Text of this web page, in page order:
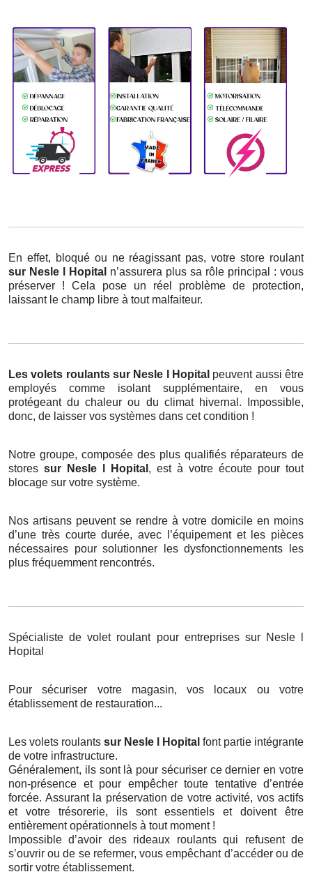
En effet, bloqué ou ne réagissant pas, votre store roulant
sur Nesle l Hopital n’assurera plus sa rôle principal : vous
préserver ! Cela pose un réel problème de protection,
laissant le champ libre à tout malfaiteur.
Les volets roulants sur Nesle l Hopital peuvent aussi être
employés comme isolant supplémentaire, en vous
protégeant du chaleur ou du climat hivernal. Impossible,
donc, de laisser vos systèmes dans cet condition !
Notre groupe, composée des plus qualifiés réparateurs de
stores sur Nesle l Hopital , est à votre écoute pour tout
blocage sur votre système.
Nos artisans peuvent se rendre à votre domicile en moins
d’une très courte durée, avec l’équipement et les pièces
nécessaires pour solutionner les dysfonctionnements les
plus fréquemment rencontrés.
Spécialiste de volet roulant pour entreprises sur Nesle l
Hopital
Pour sécuriser votre magasin, vos locaux ou votre
établissement de restauration...
Les volets roulants sur Nesle l Hopital font partie intégrante
de votre infrastructure.
Généralement, ils sont là pour sécuriser ce dernier en votre
non-présence et pour empêcher toute tentative d’entrée
forcée. Assurant la préservation de votre activité, vos actifs
et votre trésorerie, ils sont essentiels et doivent être
entièrement opérationnels à tout moment !
Impossible d’avoir des rideaux roulants qui refusent de
s’ouvrir ou de se refermer, vous empêchant d’accéder ou de
sortir votre établissement.